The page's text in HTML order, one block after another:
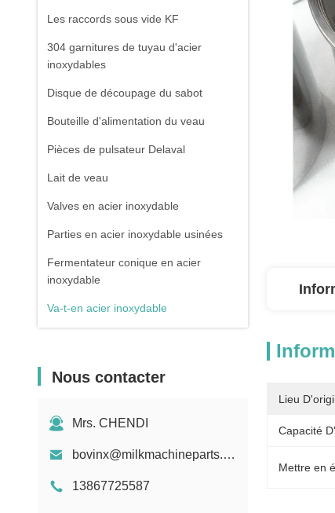
Les raccords sous vide KF
304 garnitures de tuyau d'acier
inoxydables
Disque de découpage du sabot
Bouteille d'alimentation du veau
Pièces de pulsateur Delaval
Lait de veau
Valves en acier inoxydable
Parties en acier inoxydable usinées
Fermentateur conique en acier
inoxydable
Va-t-en acier inoxydable
Nous contacter
Mrs. CHENDI
bovinx@milkmachineparts.com
13867725587
Lieu
Capacité
Mettre en